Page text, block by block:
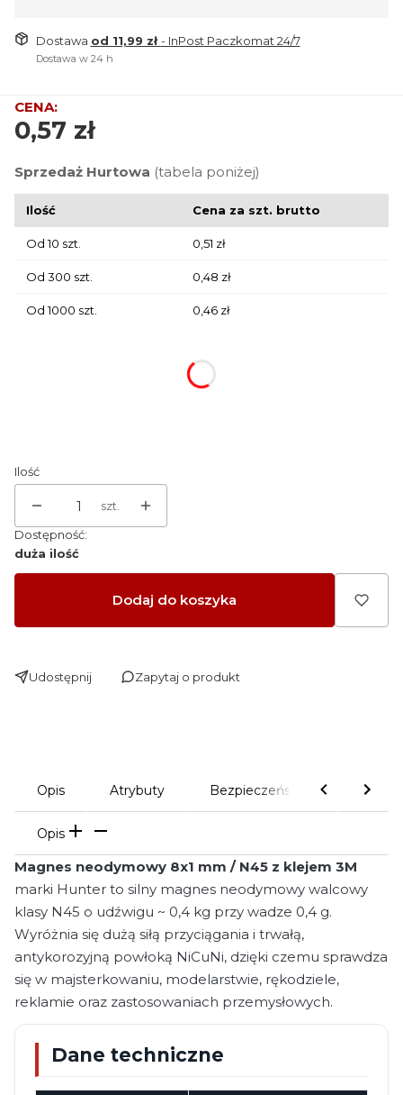
Dostawa od 11,99 zł- InPost Paczkomat 24/7
Dostawa w 24 h
Cena
0,57 zł
Sprzedaż Hurtowa (tabela poniżej)
Ilość Cena za szt. brutto
Od 10 szt. 0,51 zł
Od 300 szt. 0,48 zł
Od 1000 szt. 0,46 zł
Poszczególne warianty mogą różnić się ceną
Ilość
szt.
Dostępność:
duża ilość
Dodaj do koszyka
Udostępnij Zapytaj o produkt
Opis Atrybuty Bezpieczeństwo
Opis
Magnes neodymowy 8x1 mm / N45 z klejem 3M
marki Hunter to silny magnes neodymowy walcowy
klasy N45 o udźwigu ~ 0,4 kg przy wadze 0,4 g.
Wyróżnia się dużą siłą przyciągania i trwałą,
antykorozyjną powłoką NiCuNi, dzięki czemu sprawdza
się w majsterkowaniu, modelarstwie, rękodziele,
reklamie oraz zastosowaniach przemysłowych.
Dane techniczne